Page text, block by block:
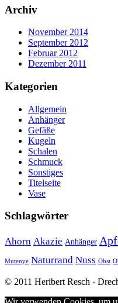
Archiv
November 2014
September 2012
Februar 2012
Dezember 2011
Kategorien
Allgemein
Anhänger
Gefäße
Kugeln
Schalen
Schmuck
Sonstiges
Titelseite
Vase
Schlagwörter
Ahorn Akazie Anhänger
Mutenye Naturrand Nuss Obst
© 2011 Heribert Resch -